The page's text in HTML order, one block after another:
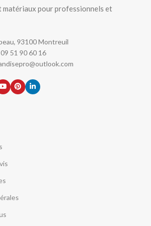
matériaux pour professionnels et
93100 Montreuil
51 90 60 16